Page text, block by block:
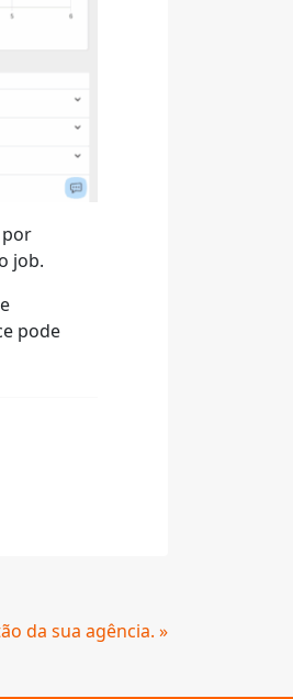
por
job.
pode
da sua agência. »